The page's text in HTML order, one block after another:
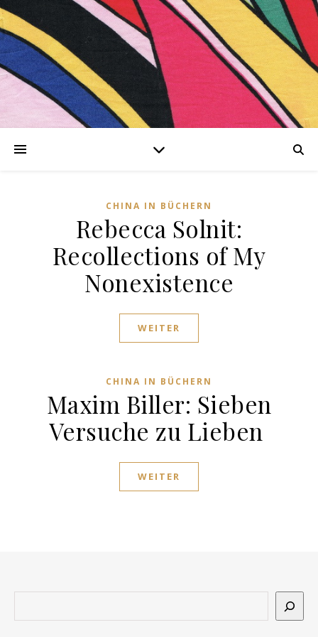
CHINA IN BÜCHERN
Rebecca Solnit:
Recollections of My
Nonexistence
WEITER
CHINA IN BÜCHERN
Maxim Biller: Sieben
Versuche zu Lieben
WEITER
Suchen